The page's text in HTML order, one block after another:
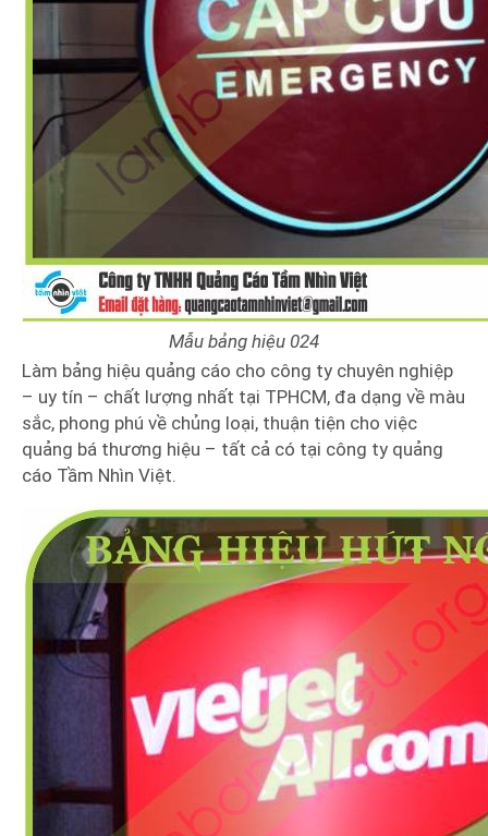
Mẫu bảng hiệu 024
Làm bảng hiệu quảng cáo cho công ty chuyên nghiệp
– uy tín – chất lượng nhất tại TPHCM, đa dạng về màu
sắc, phong phú về chủng loại, thuận tiện cho việc
quảng bá thương hiệu – tất cả có tại công ty quảng
cáo Tầm Nhìn Việt.